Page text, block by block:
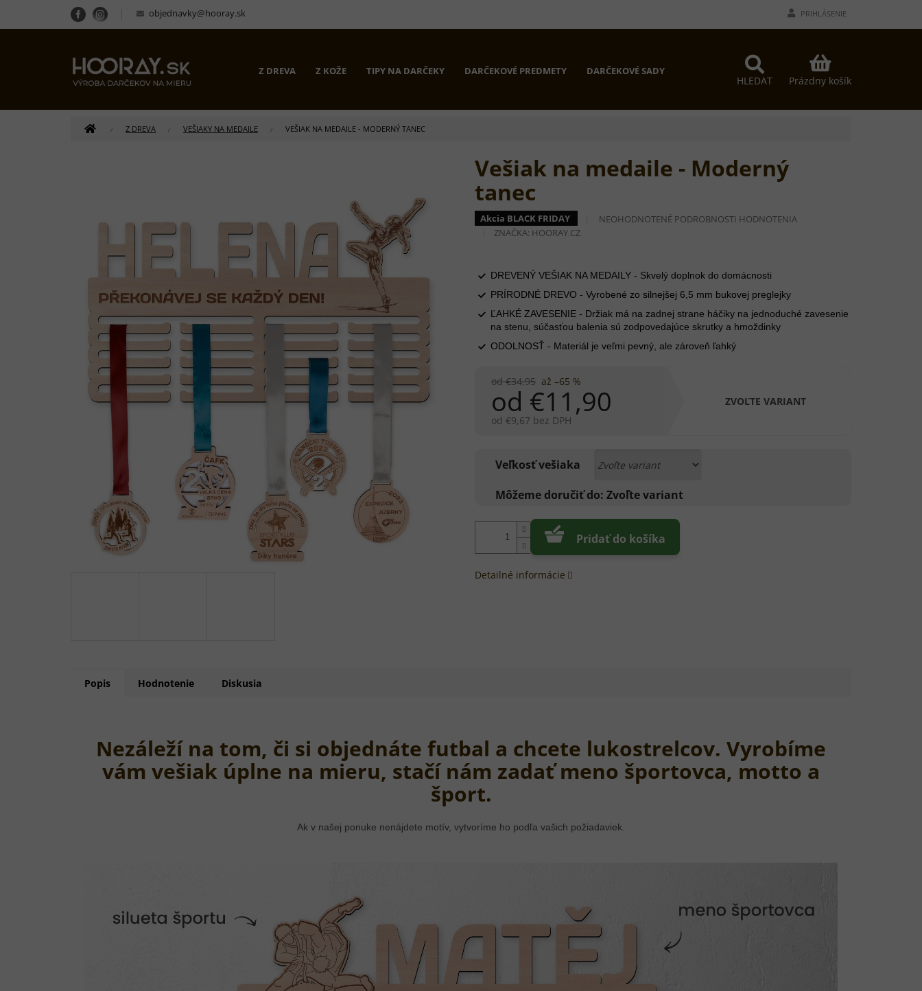
obsah
objednavky@hooray.sk PRIHLÁSENIE
HLEDAT
NÁKUPNÝ
KOŠÍK
Prázdny košík
Z DREVA Z KOŽE TIPY NA DARČEKY DARČEKOVÉ PREDMETY DARČEKOVÉ SADY
DOMOVZ DREVA VEŠIAKY NA MEDAILE VEŠIAK NA MEDAILE - MODERNÝ TANEC
Vešiak na medaile - Moderný
tanec
Akcia BLACK FRIDAY
PRIEMERNÉ
Z
HVIEZDIČIEK.
NEOHODNOTENÉ PODROBNOSTI HODNOTENIA
ZNAČKA: HOORAY.CZ
od €34,95 až –65 %
od €11,90
od €9,67 bez DPH
ZVOĽTE VARIANT
Veľkosť vešiaka
Môžeme doručiť do: Zvoľte variant
Pridať do košíka
DREVENÝ VEŠIAK NA MEDAILY - Skvelý doplnok do domácnosti
PRÍRODNÉ DREVO - Vyrobené zo silnejšej 6,5 mm bukovej preglejky
ĽAHKÉ ZAVESENIE - Držiak má na zadnej strane háčiky na jednoduché zavesenie
na stenu, súčasťou balenia sú zodpovedajúce skrutky a hmoždinky
ODOLNOSŤ - Materiál je veľmi pevný, ale zároveň ľahký
Detailné informácie
Popis Hodnotenie Diskusia
Nezáleží na tom, či si objednáte futbal a chcete lukostrelcov. Vyrobíme
vám vešiak úplne na mieru, stačí nám zadať meno športovca, motto a
šport.
Ak v našej ponuke nenájdete motív, vytvoríme ho podľa vašich požiadaviek.